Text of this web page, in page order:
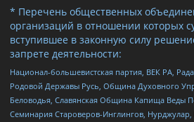
* Перечень общественных
организаций в отношении которых
вступившее в законную силу
запрете деятельности:
Национал-большевистская партия, ВЕК РА,
Родовой Державы Русь, Община Духовного
Беловодья, Славянская Община Капища Веды
Семинария Староверов-Инглингов,